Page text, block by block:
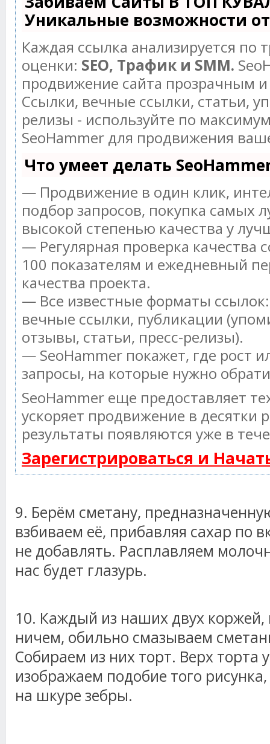
Уникальные возможности
Каждая ссылка анализируется по
оценки: SEO, Трафик и SMM.
продвижение сайта прозрачным
Ссылки, вечные ссылки, статьи,
релизы - используйте по
SeoHammer для продвижения
Что умеет делать
— Продвижение в один клик,
подбор запросов, покупка самых
высокой степенью качества у
— Регулярная проверка качества
100 показателям и ежедневный
качества проекта.
— Все известные форматы
вечные ссылки, публикации
отзывы, статьи, пресс-релизы).
— SeoHammer покажет, где рост
запросы, на которые нужно
SeoHammer еще предоставляет
ускоряет продвижение в десятки
результаты появляются уже в
Зарегистрироваться и
9. Берём сметану,
взбиваем её, прибавляя сахар по
не добавлять. Расплавляем
нас будет глазурь.
10. Каждый из наших двух
ничем, обильно смазываем
Собираем из них торт. Верх торта
изображаем подобие того
на шкуре зебры.